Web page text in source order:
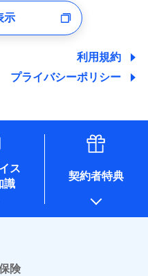
ため
・提携会社の保険その他に
の契約を勧奨するため、ま
め、またそれらに付帯、関
商品・サービスをご提案す
があります。）
のため
施のため
付帯業務を行うため
の情報は、保険会社のホ
で、ご確認ください。
株式会社
示
利用規約
プライバシーポリシー
ス
識
契約者特典
険